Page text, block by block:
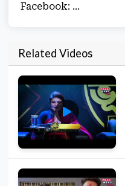
Facebook: ...
Related Videos